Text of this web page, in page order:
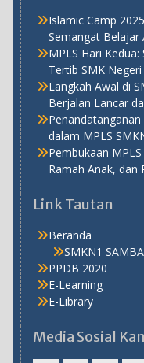
Islamic Camp
Semangat Belajar
MPLS Hari
Tertib SMK
Langkah Awal di
Berjalan Lancar
dalam MPLS
Pembukaan
Ramah Anak, dan
Link Tautan
Beranda
SMKN1
PPDB 2020
E-Learning
E-Library
Media Sosial